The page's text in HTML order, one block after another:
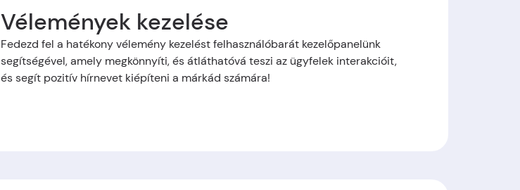
Vélemények kezelése
Fedezd fel a hatékony vélemény kezelést felhasználóbarát kezelőpanelünk
segítségével, amely megkönnyíti, és átláthatóvá teszi az ügyfelek interakcióit,
és segít pozitív hírnevet kiépíteni a márkád számára!